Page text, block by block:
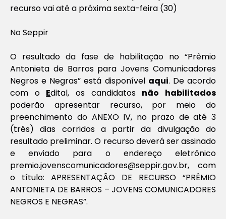
recurso vai até a próxima sexta-feira (30)
No Seppir
O resultado da fase de habilitação no “Prêmio
Antonieta de Barros para Jovens Comunicadores
Negros e Negras” está disponível aqui. De acordo
com o Edital, os candidatos não habilitados
poderão apresentar recurso, por meio do
preenchimento do ANEXO IV, no prazo de até 3
(três) dias corridos a partir da divulgação do
resultado preliminar. O recurso deverá ser assinado
e enviado para o endereço eletrônico
premio.jovenscomunicadores@seppir.gov.br, com
o título: APRESENTAÇÃO DE RECURSO “PRÊMIO
ANTONIETA DE BARROS – JOVENS COMUNICADORES
NEGROS E NEGRAS”.